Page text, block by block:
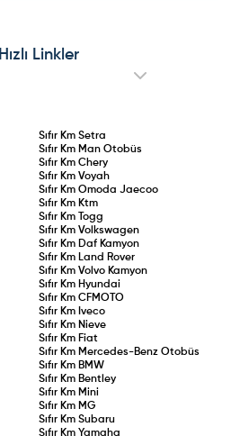
Hızlı Linkler
Sıfır Km Setra
Sıfır Km Man Otobüs
Sıfır Km Chery
Sıfır Km Voyah
Sıfır Km Omoda Jaecoo
Sıfır Km Ktm
Sıfır Km
Togg
Sıfır Km Volkswagen
Sıfır Km Daf Kamyon
Sıfır Km Land Rover
Sıfır Km Volvo Kamyon
Sıfır Km Hyundai
Sıfır Km CFMOTO
Sıfır Km Iveco
Sıfır Km Nieve
Sıfır Km Fiat
Sıfır Km Mercedes-Benz Otobüs
Sıfır Km BMW
Sıfır Km Bentley
Sıfır Km Mini
Sıfır Km MG
Sıfır Km Subaru
Sıfır Km Yamaha